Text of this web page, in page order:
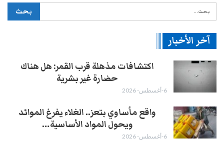
آخر الأخبار
اكتشافات مذهلة قرب القمر: هل هناك
حضارة غير بشرية
6-أغسطس- 2026
واقع مأساوي بتعز.. الغلاء يفرغ الموائد
ويحول المواد الأساسية…
6-أغسطس- 2026